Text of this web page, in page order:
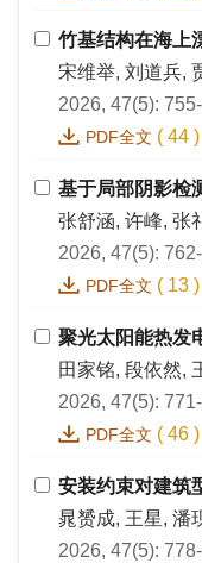
竹基结构在海上
宋维举, 刘道兵,
2026, 47(5):
PDF全文 ( 44 )
基于局部阴影检
张舒涵, 许峰, 张
2026, 47(5):
PDF全文 ( 13 )
聚光太阳能热发
田家铭, 段依然,
2026, 47(5):
PDF全文 ( 46 )
安装约束对建筑
晁赟成, 王星, 潘
2026, 47(5):